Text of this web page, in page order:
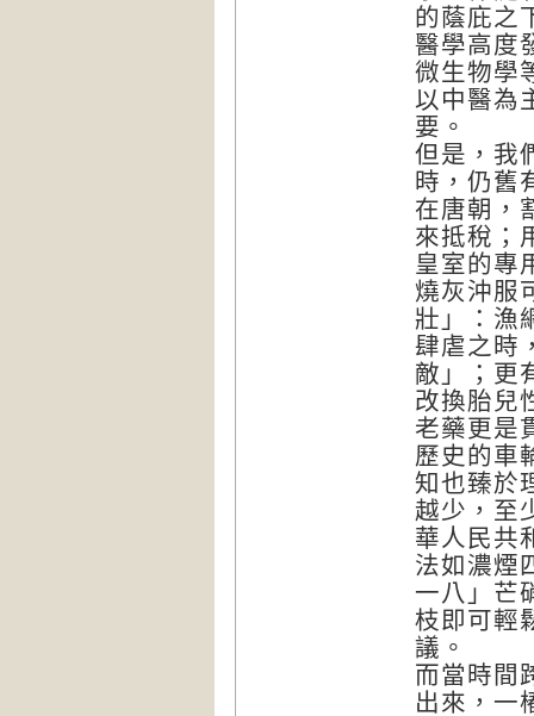
的蔭庇之
醫學高度
微生物學
以中醫為
要。
但是，我
時，仍舊
在唐朝，
來抵稅；
皇室的專
燒灰沖服
壯」：漁
肆虐之時
敵」；更
改換胎兒
老藥更
歷史的車
知也臻於
越少，至
華人民共
法如濃煙
一八」芒
枝即可輕
議。
而當時間
出來，一